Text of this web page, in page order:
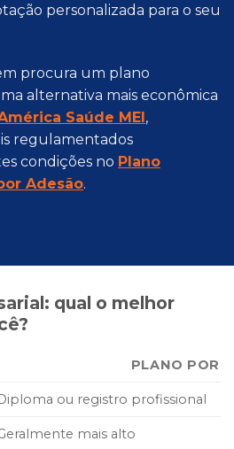
personalizada para o seu
procura um plano
alternativa mais econômica
Saúde MEI,
regulamentados
condições no Plano
Adesão.
qual o melhor
PLANO POR
Diploma ou registro profissional
mais alto